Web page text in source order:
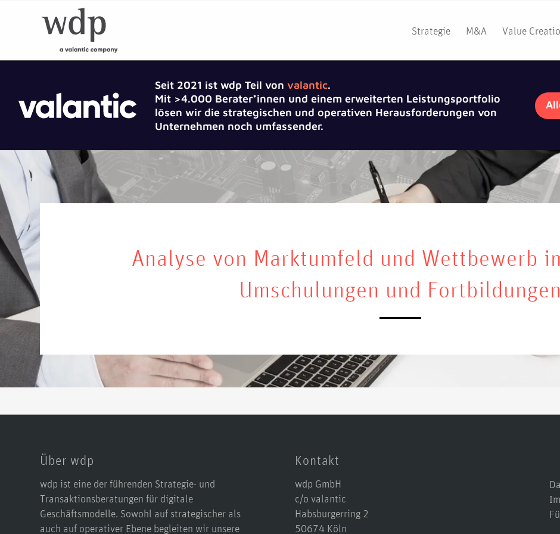
Strategie M&A Value
Seit 2021 ist wdp Teil von valantic.
Mit >4.000 Berater*innen und einem erweiterten Leistungsportfolio
lösen wir die strategischen und operativen Herausforderungen von
Unternehmen noch umfassender.
Analyse von Marktumfeld und Wettbewerb
Umschulungen und Fortbildungen
Über wdp
wdp ist eine der führenden Strategie- und
Transaktionsberatungen für digitale
Geschäftsmodelle. Sowohl auf strategischer als
auch auf operativer Ebene begleiten wir unsere
Kontakt
wdp GmbH
c/o valantic
Habsburgerring 2
50674 Köln